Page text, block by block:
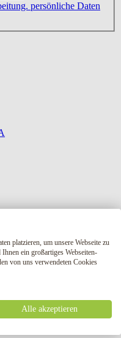
persönliche Daten
platzieren, um unsere Webseite zu
ein großartiges Webseiten-
von uns verwendeten Cookies
Alle akzeptieren